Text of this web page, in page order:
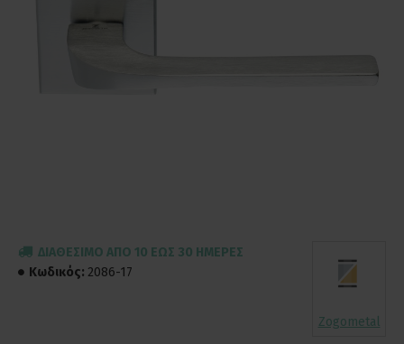
ΔΙΑΘΈΣΙΜΟ ΑΠΌ 10 ΈΩΣ 30 ΗΜΈΡΕΣ
Κωδικός: 2086-17
Zogometal